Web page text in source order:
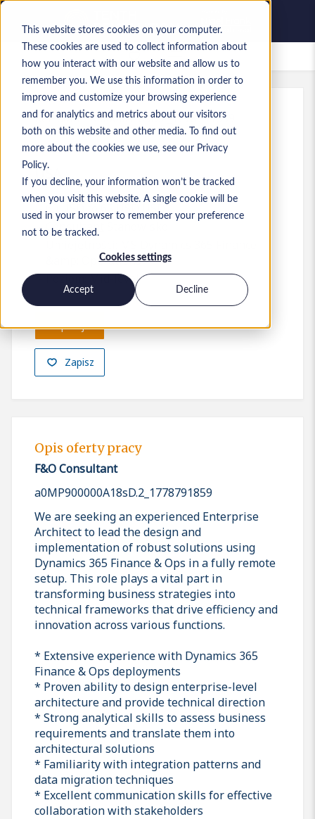
This website stores cookies on your computer.
These cookies are used to collect information about
how you interact with our website and allow us to
remember you. We use this information in order to
improve and customize your browsing experience
and for analytics and metrics about our visitors
both on this website and other media. To find out
more about the cookies we use, see our Privacy
Policy.
If you decline, your information won’t be tracked
when you visit this website. A single cookie will be
used in your browser to remember your preference
not to be tracked.
Cookies settings
Accept Decline
Zapisane oferty pracy
Ref:a0MP900000A18sD.2_1778791859
F&O Consultant
USA
60 USD to 65 USD USD
Consultant
&amp; Operations
Poziom:Mid-level
Zapisz
Aplikuj
Opis oferty pracy
F&O Consultant
a0MP900000A18sD.2_1778791859
We are seeking an experienced Enterprise
Architect to lead the design and
implementation of robust solutions using
Dynamics 365 Finance & Ops in a fully remote
setup. This role plays a vital part in
transforming business strategies into
technical frameworks that drive efficiency and
innovation across various functions.
* Extensive experience with Dynamics 365
Finance & Ops deployments
* Proven ability to design enterprise-level
architecture and provide technical direction
* Strong analytical skills to assess business
requirements and translate them into
architectural solutions
* Familiarity with integration patterns and
data migration techniques
* Excellent communication skills for effective
collaboration with stakeholders